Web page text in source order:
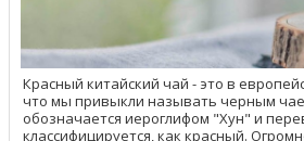
Красный китайский чай - это в
что мы привыкли называть черным
обозначается иероглифом "Хун" и
классифицируется, как красный.